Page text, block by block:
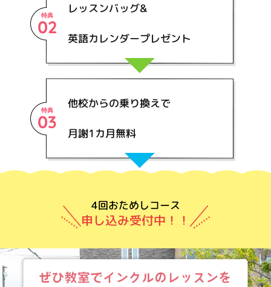
特典
02
レッスンバッグ&
英語カレンダープレゼント
特典
03
他校からの乗り換えで
月謝1カ月無料
4回おためしコース
申し込み受付中！！